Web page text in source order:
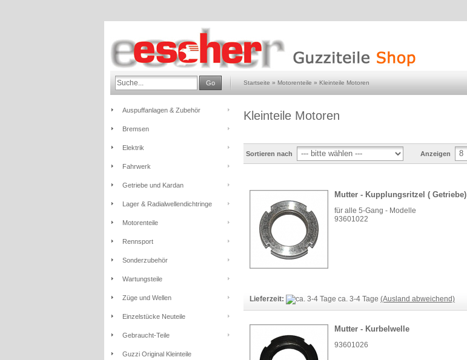
Go Startseite » Motorenteile » Kleinteile Motoren
Kleinteile Motoren
Sortieren nach Anzeigen
Mutter - Kupplungsritzel ( Getriebe)
für alle 5-Gang - Modelle
93601022
Lieferzeit: ca. 3-4 Tage (Ausland abweichend)
Mutter - Kurbelwelle
93601026
Auspuffanlagen & Zubehör
Bremsen
Elektrik
Fahrwerk
Getriebe und Kardan
Lager & Radialwellendichtringe
Motorenteile
Rennsport
Sonderzubehör
Wartungsteile
Züge und Wellen
Einzelstücke Neuteile
Gebraucht-Teile
Guzzi Original Kleinteile